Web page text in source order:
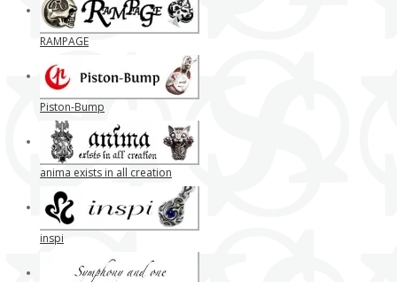
RAMPAGE
Piston-Bump
anima exists in all creation
inspi